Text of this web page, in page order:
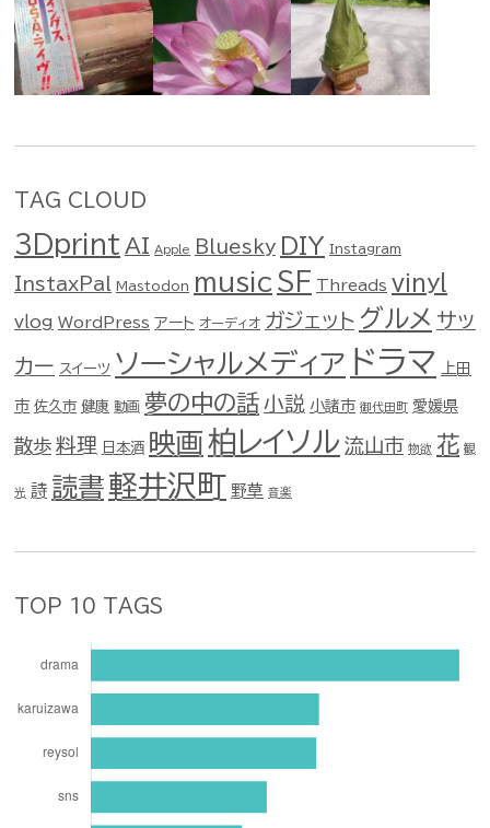
TAG CLOUD
3Dprint AI Apple Bluesky DIY Instagram
InstaxPal Mastodon music SF Threads vinyl
vlog WordPress アート オーディオ ガジェット グルメ サッ
カー スイーツ ソーシャルメディア ドラマ 上田
市 佐久市 健康 動画 夢の中の話 小説 小諸市 御代田町 愛媛県
散歩 料理 日本酒 映画 柏レイソル 流山市 物欲 花 観
光 詩 読書軽井沢町 野草 音楽
TOP 10 TAGS